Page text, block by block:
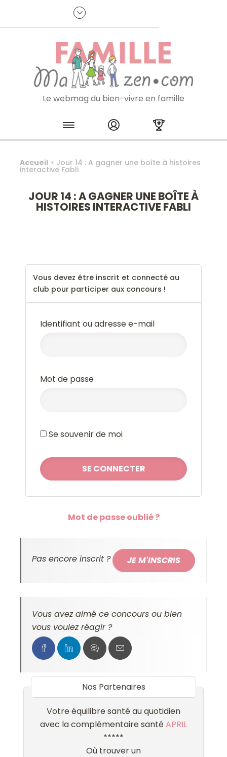
Je m'inscris à la newsletter
Le webmag du bien-vivre en famille
Skip to content
Accueil > Jour 14 : A gagner une boîte à histoires
interactive Fabli
JOUR 14 : A GAGNER UNE BOÎTE À
HISTOIRES INTERACTIVE FABLI
Vous devez être inscrit et connecté au
club pour participer aux concours !
Identifiant ou adresse e-mail
Mot de passe
Se souvenir de moi
Mot de passe oublié ?
Pas encore inscrit ? JE M'INSCRIS
Vous avez aimé ce concours ou bien
vous voulez réagir ?
Nos Partenaires
Votre équilibre santé au quotidien
avec la complémentaire santéAPRIL
*****
Où trouver un
Panneau de gestion des cookies